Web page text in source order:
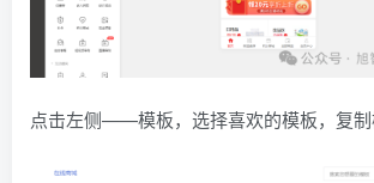
点击左侧——模板，选择喜欢的模板，复